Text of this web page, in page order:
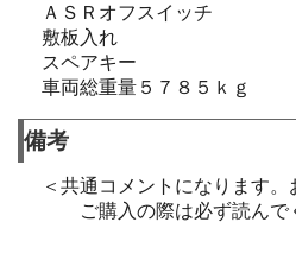
ＡＳＲオフスイッチ
敷板入れ
スペアキー
車両総重量５７８５ｋｇ
備考
＜共通コメントになります。
ご購入の際は必ず読んで